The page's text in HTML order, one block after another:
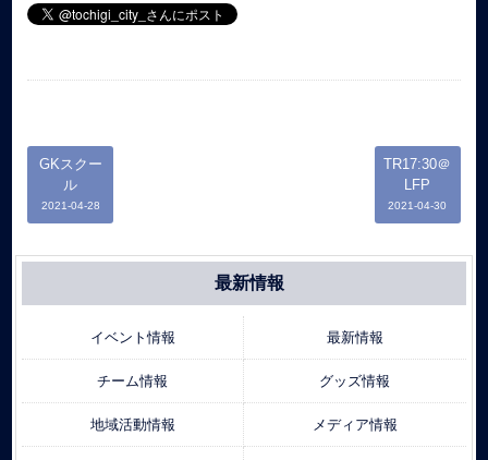
GKスクー
ル
2021-04-28
TR17:30＠
LFP
2021-04-30
最新情報
イベント情報 最新情報
チーム情報 グッズ情報
地域活動情報 メディア情報